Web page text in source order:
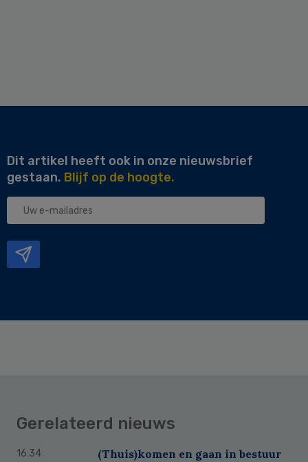
Dit artikel heeft ook in onze nieuwsbrief
gestaan. Blijf op de hoogte.
Uw
Gerelateerd nieuws
16:34
(Thuis)komen en gaan in bestuur